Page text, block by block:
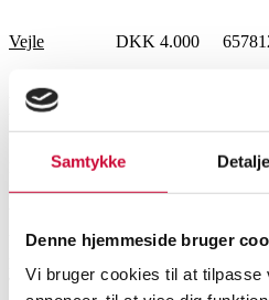
Samtykke
Denne hjemmeside bruger
Vi bruger cookies til at tilpasse
Orientalsk
Vejle DKK 4.000
Beskrivelse
En samling indiske bronzer bestående af:
Indisk figur af bronze forestillende den
tallet eller tidligere. H. 14 cm. Vægt ca.
Tre indiske, ceremonielle skeer af